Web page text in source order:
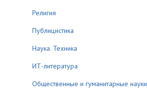
Религия
Публицистика
Наука. Техника
ИТ-литература
Общественные и гуманитарные науки